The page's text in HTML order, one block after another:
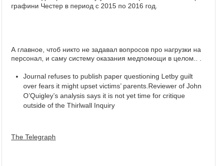
графини Честер в период с 2015 по 2016 год.
А главное, чтоб никто не задавал вопросов про нагрузки на
персонал, и саму систему оказания медпомощи в целом.. .
Journal refuses to publish paper questioning Letby guilt
over fears it might upset victims’ parents.Reviewer of John
O’Quigley’s analysis says it is not yet time for critique
outside of the Thirlwall Inquiry
The Telegraph